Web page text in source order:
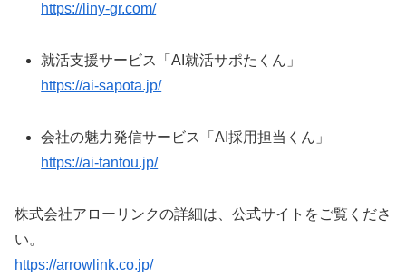
https://liny-gr.com/
就活支援サービス「AI就活サポたくん」
https://ai-sapota.jp/
会社の魅力発信サービス「AI採用担当くん」
https://ai-tantou.jp/
株式会社アローリンクの詳細は、公式サイトをご覧くださ
い。
https://arrowlink.co.jp/